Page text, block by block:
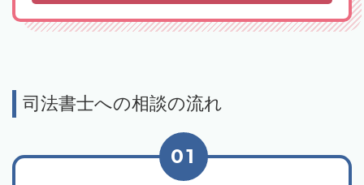
司法書士への相談の流れ
01